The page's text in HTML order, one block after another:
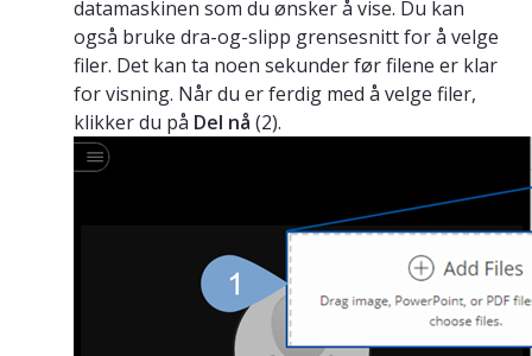
datamaskinen som du ønsker å vise. Du kan
også bruke dra-og-slipp grensesnitt for å velge
filer. Det kan ta noen sekunder før filene er klar
for visning. Når du er ferdig med å velge filer,
klikker du på Del nå (2).